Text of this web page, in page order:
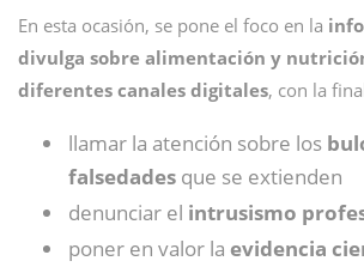
En esta ocasión, se pone el foco en la
divulga sobre alimentación y
diferentes canales digitales, con la
llamar la atención sobre los
falsedades que se extienden
denunciar el intrusismo
poner en valor la evidencia